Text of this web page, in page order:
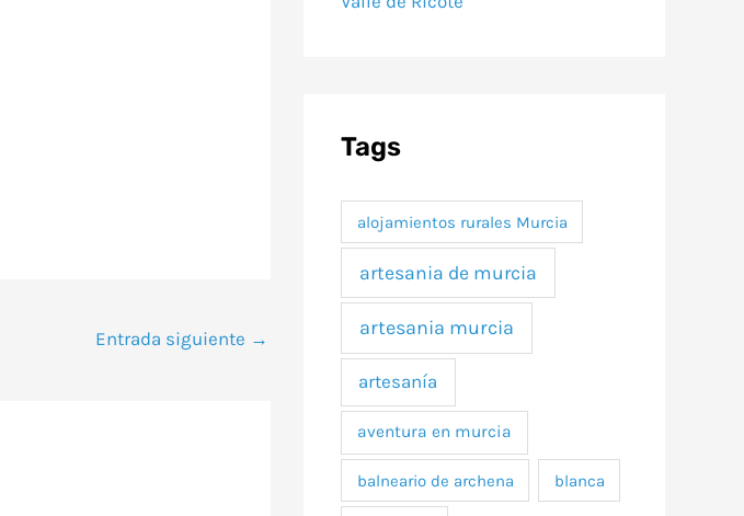
Entrada siguiente →
Tags
alojamientos rurales Murcia
artesania de murcia
artesania murcia
artesanía
aventura en murcia
balneario de archena blanca